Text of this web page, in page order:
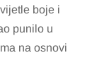
boje i
punilo u
na osnovi